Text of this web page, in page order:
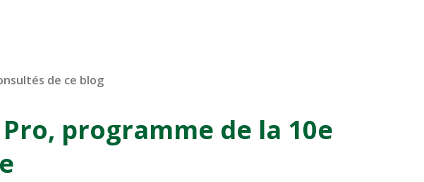
de ce blog
programme de la 10e